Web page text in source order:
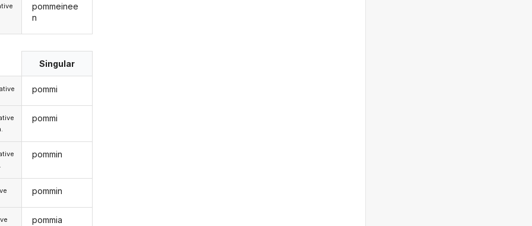
pommeinee
n
Singular
pommi
pommi
pommin
pommin
pommia